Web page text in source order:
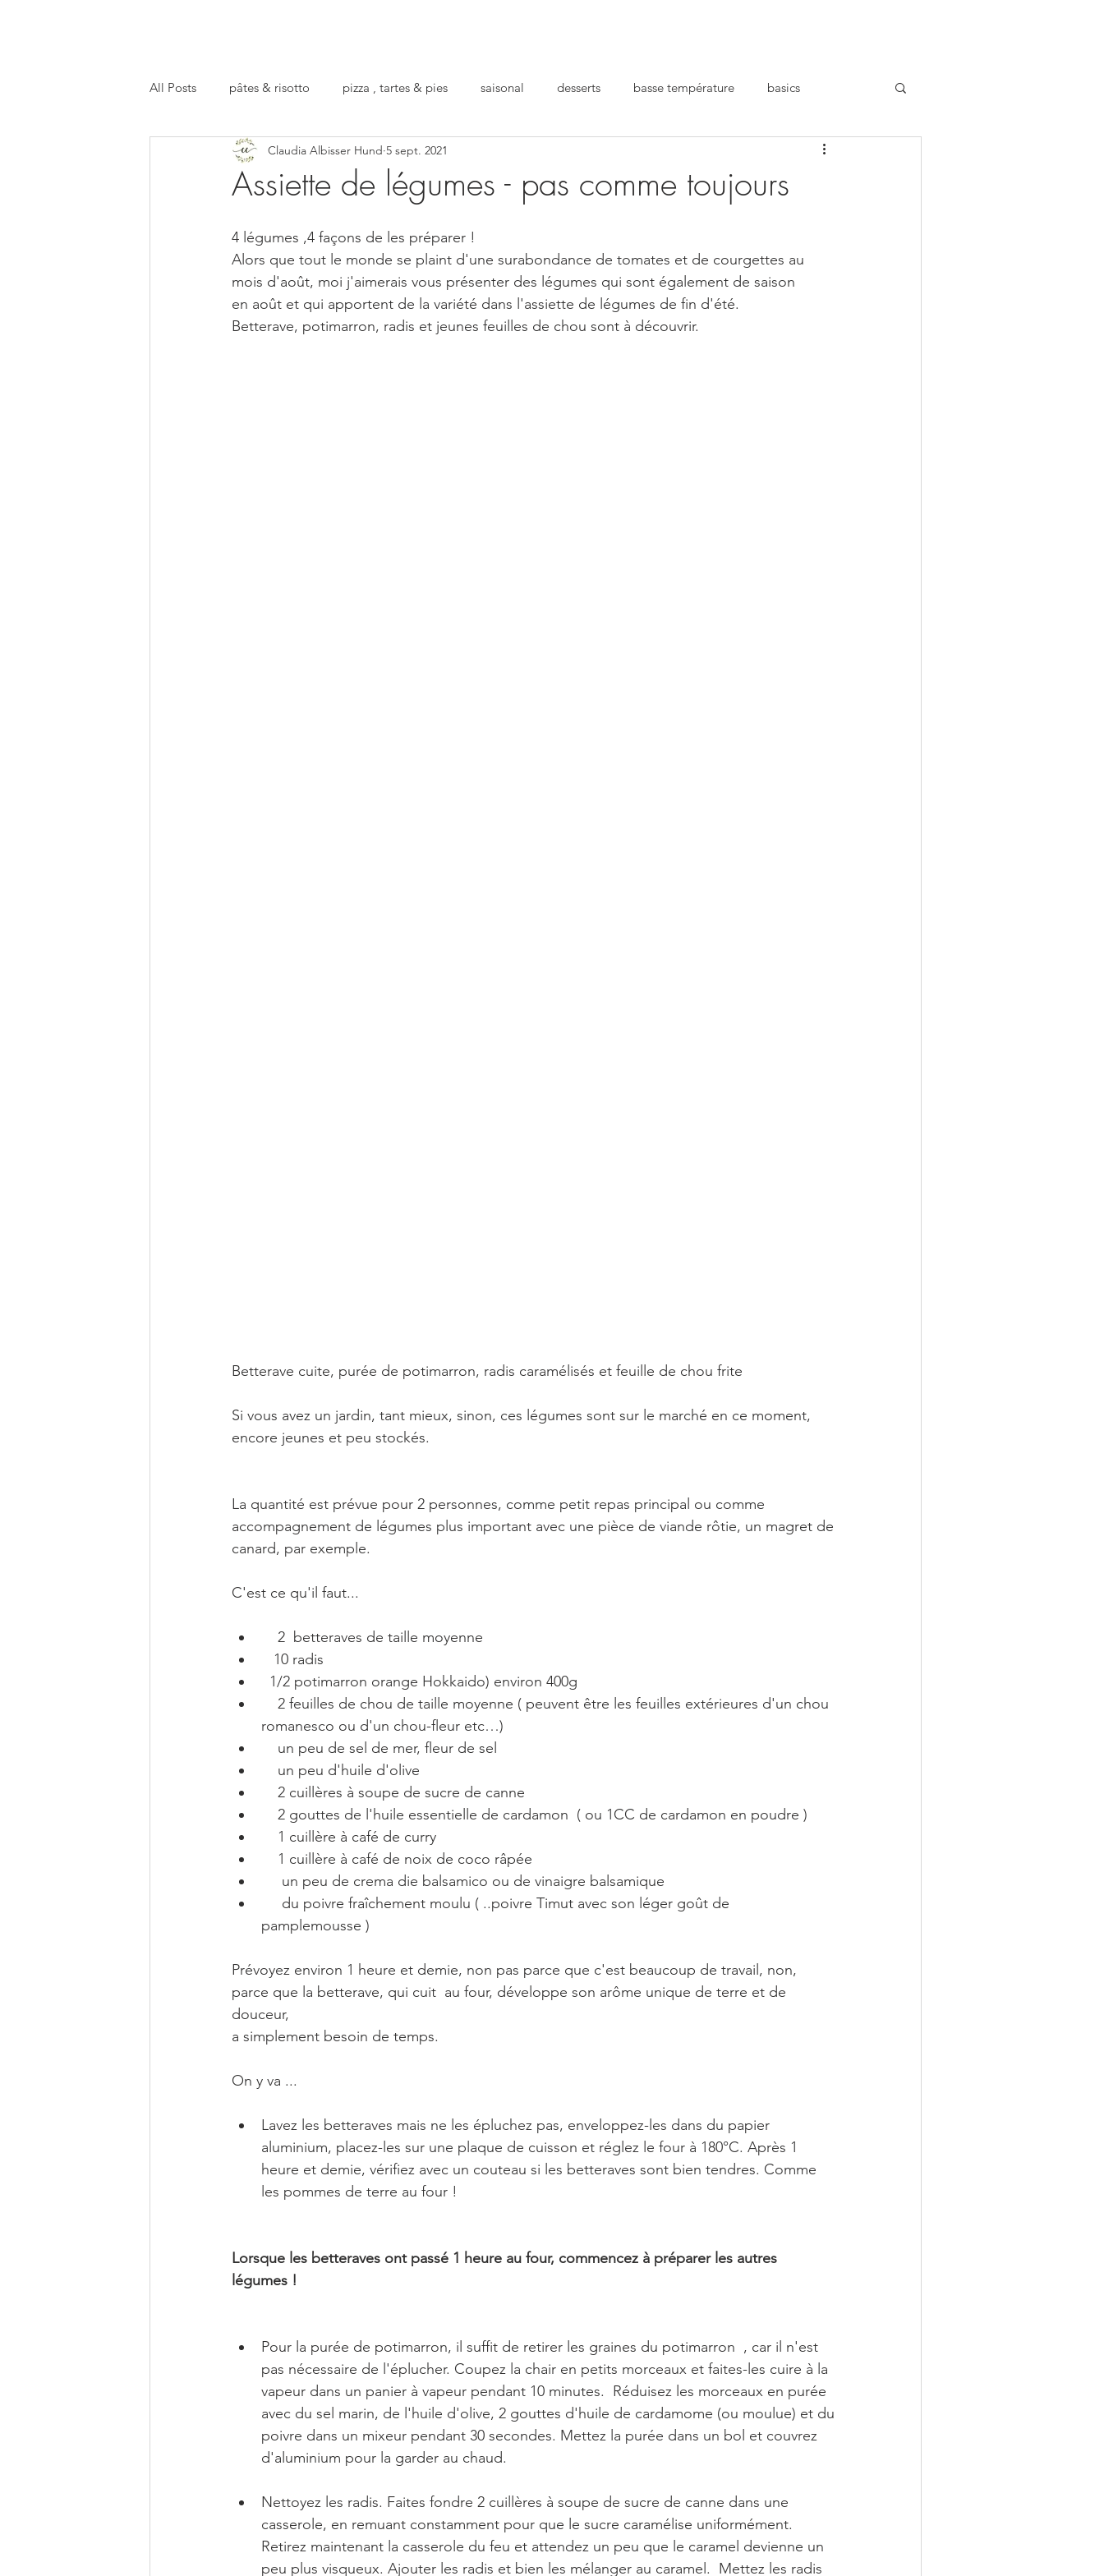
All Posts pâtes & risotto pizza , tartes & pies saisonal desserts basse température basics
repas preparé facts apéro repas préparé
Assiette de légumes - pas comme toujours
Claudia Albisser Hund 5 sept. 2021
4 légumes ,4 façons de les préparer !
Alors que tout le monde se plaint d'une surabondance de tomates et de courgettes au
mois d'août, moi j'aimerais vous présenter des légumes qui sont également de saison
en août et qui apportent de la variété dans l'assiette de légumes de fin d'été.
Betterave, potimarron, radis et jeunes feuilles de chou sont à découvrir.
Betterave cuite, purée de potimarron, radis caramélisés et feuille de chou frite
Si vous avez un jardin, tant mieux, sinon, ces légumes sont sur le marché en ce moment,
encore jeunes et peu stockés.
La quantité est prévue pour 2 personnes, comme petit repas principal ou comme
accompagnement de légumes plus important avec une pièce de viande rôtie, un magret de
canard, par exemple.
C'est ce qu'il faut...
    2  betteraves de taille moyenne
   10 radis
  1/2 potimarron orange Hokkaido) environ 400g
romanesco ou d'un chou-fleur etc…)
    un peu de sel de mer, fleur de sel
    un peu d'huile d'olive
    2 cuillères à soupe de sucre de canne
    2 gouttes de l'huile essentielle de cardamon  ( ou 1CC de cardamon en poudre )
    1 cuillère à café de curry
    1 cuillère à café de noix de coco râpée
     un peu de crema die balsamico ou de vinaigre balsamique
pamplemousse )
Prévoyez environ 1 heure et demie, non pas parce que c'est beaucoup de travail, non,
parce que la betterave, qui cuit  au four, développe son arôme unique de terre et de
douceur,
a simplement besoin de temps.
On y va ...
Lavez les betteraves mais ne les épluchez pas, enveloppez-les dans du papier
aluminium, placez-les sur une plaque de cuisson et réglez le four à 180°C. Après 1
heure et demie, vérifiez avec un couteau si les betteraves sont bien tendres. Comme
les pommes de terre au four !
Lorsque les betteraves ont passé 1 heure au four, commencez à préparer les autres
légumes !
Pour la purée de potimarron, il suffit de retirer les graines du potimarron  , car il n'est
pas nécessaire de l'éplucher. Coupez la chair en petits morceaux et faites-les cuire à la
vapeur dans un panier à vapeur pendant 10 minutes.  Réduisez les morceaux en purée
avec du sel marin, de l'huile d'olive, 2 gouttes d'huile de cardamome (ou moulue) et du
poivre dans un mixeur pendant 30 secondes. Mettez la purée dans un bol et couvrez
d'aluminium pour la garder au chaud.
Nettoyez les radis. Faites fondre 2 cuillères à soupe de sucre de canne dans une
casserole, en remuant constamment pour que le sucre caramélise uniformément.
Retirez maintenant la casserole du feu et attendez un peu que le caramel devienne un
peu plus visqueux. Ajouter les radis et bien les mélanger au caramel.  Mettez les radis